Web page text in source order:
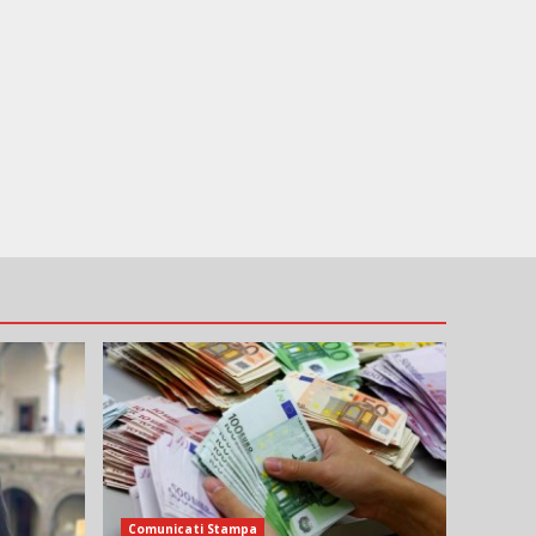
Comunicati Stampa